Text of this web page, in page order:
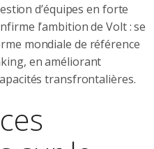
d’équipes en forte
l’ambition de Volt : se
mondiale de référence
en améliorant
transfrontalières.